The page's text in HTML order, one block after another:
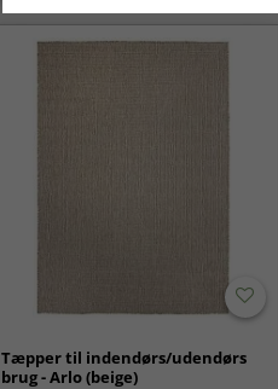
Tæpper til indendørs/udendørs
brug - Arlo (beige)